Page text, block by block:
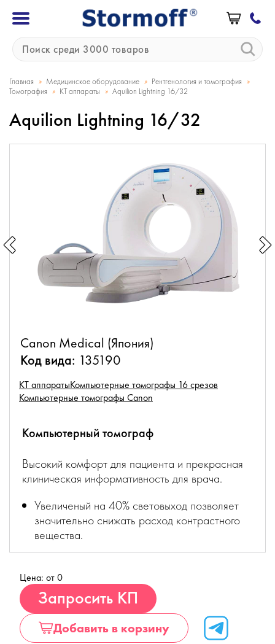
Главная » Медицинское оборудование » Рентгенология и томография »
Томография » КТ аппараты » Aquilion Lightning 16/32
Aquilion Lightning 16/32
Canon Medical (Япония)
Код вида: 135190
КТ аппаратыКомпьютерные томографы 16 срезов
Компьютерные томографы Canon
Компьютерный томограф
Высокий комфорт для пациента и прекрасная
клиническая информативность для врача.
Увеличеный на 40% световыход позволяет
значительно снижать расход контрастного
вещества.
Цена: от 0
Запросить КП
Добавить в корзину